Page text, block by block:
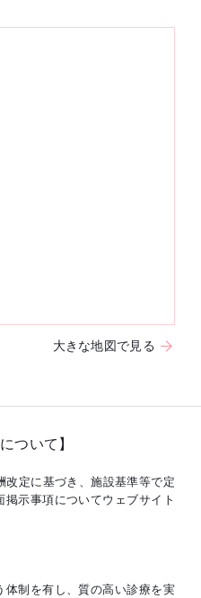
大きな地図で見る
ついて】
改定に基づき、施設基準等で定
示事項についてウェブサイト
体制を有し、質の高い診療を実